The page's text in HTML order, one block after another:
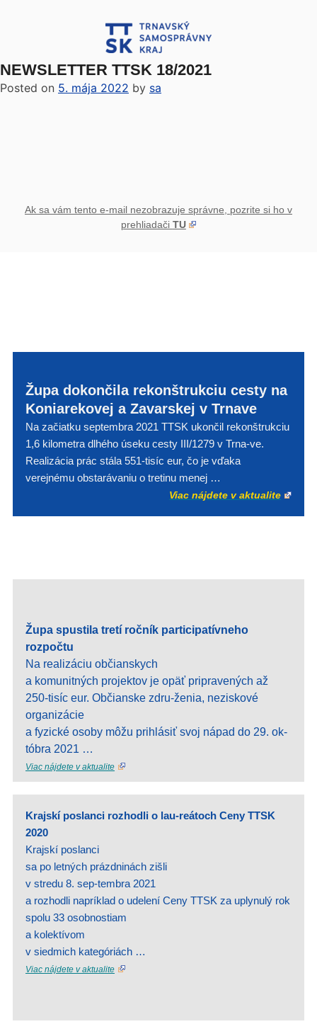
NEWSLETTER TTSK 18/2021
Posted on 5. mája 2022 by sa
Ak sa vám tento e-mail nezobrazuje správne, pozrite si ho v
prehliadači TU
Župa dokončila rekonštrukciu cesty na
Koniarekovej a Zavarskej v Trnave
Na začiatku septembra 2021 TTSK ukončil rekonštrukciu
1,6 kilometra dlhého úseku cesty III/1279 v Trna-ve.
Realizácia prác stála 551-tisíc eur, čo je vďaka
verejnému obstarávaniu o tretinu menej …
Viac nájdete v aktualite
Župa spustila tretí ročník participatívneho
rozpočtu
Na realizáciu občianskych
a komunitných projektov je opäť pripravených až
250-tisíc eur. Občianske zdru-ženia, neziskové
organizácie
a fyzické osoby môžu prihlásiť svoj nápad do 29. ok-
tóbra 2021 …
Viac nájdete v aktualite
Krajskí poslanci rozhodli o lau-reátoch Ceny TTSK
2020
Krajskí poslanci
sa po letných prázdninách zišli
v stredu 8. sep-tembra 2021
a rozhodli napríklad o udelení Ceny TTSK za uplynulý rok
spolu 33 osobnostiam
a kolektívom
v siedmich kategóriách …
Viac nájdete v aktualite